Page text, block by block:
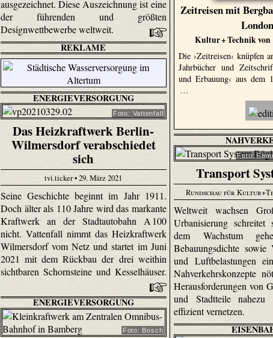
ausgezeichnet. Diese Auszeichnung ist eine
der führenden und größten
Designwettbewerbe weltweit.
Zeitreisen mit
London
Kultur + Technik von
Die ›Zeitreisen‹ knüpfen
Jahrbücher und
und Erbauung‹ aus dem
…
Foto:
Transport
Rundschau für
Weltweit wachsen
Urbanisierung
dem Wachstum
Bebauungsdichte sowie
und Luftbelastungen
Nahverkehrskonzepte
Herausforderungen von
und Stadtteile nahezu
effizient vernetzen.
REKLAME
ENERGIEVERSORGUNG
Foto: Vattenfall
Das Heizkraftwerk Berlin-
Wilmersdorf verabschiedet
sich
tvi.ticker • 29. März 2021
Seine Geschichte beginnt im Jahr 1911.
Doch älter als 110 Jahre wird das markante
Kraftwerk an der Stadtautobahn A 100
nicht. Vattenfall nimmt das Heizkraftwerk
Wilmersdorf vom Netz und startet im Juni
2021 mit dem Rückbau der drei weithin
sichtbaren Schornsteine und Kesselhäuser.
ENERGIEVERSORGUNG
Foto: Bosch